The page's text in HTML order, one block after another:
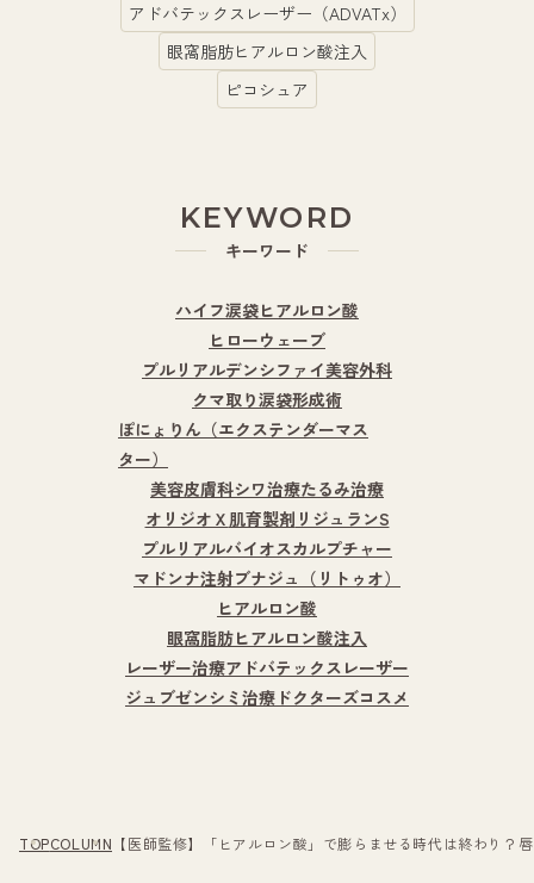
アドバテックスレーザー（ADVATx）
眼窩脂肪ヒアルロン酸注入
ピコシュア
KEYWORD
キーワード
ハイフ涙袋ヒアルロン酸
ヒローウェーブ
プルリアルデンシファイ美容外科
クマ取り涙袋形成術
ぽにょりん（エクステンダーマス
ター）
美容皮膚科シワ治療たるみ治療
オリジオＸ肌育製剤 リジュランS
プルリアルバイオスカルプチャー
マドンナ注射ブナジュ（リトゥオ）
ヒアルロン酸
眼窩脂肪ヒアルロン酸注入
レーザー治療アドバテックスレーザー
ジュブゼンシミ治療 ドクターズコスメ
TOPCOLUMN 【医師監修】「ヒアルロン酸」で膨らませる時代は終わり？